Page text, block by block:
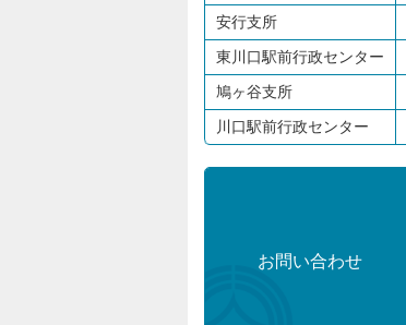
安行支所
東川口駅前行政センター
鳩ヶ谷支所
川口駅前行政センター
お問い合わせ